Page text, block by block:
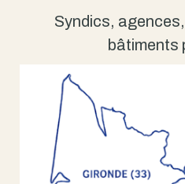
Syndics,
bâtiments